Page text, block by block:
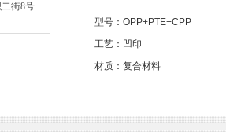
街8号
型号：OPP+PTE+CPP
工艺：凹印
材质：复合材料